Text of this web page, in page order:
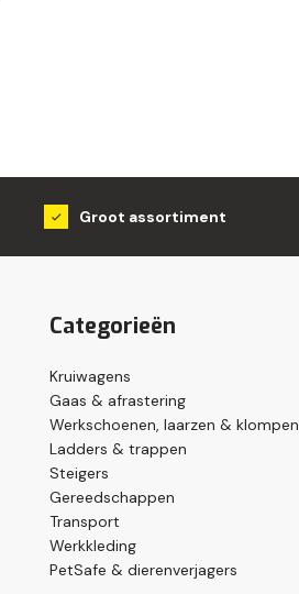
Groot assortiment
Categorieën
Kruiwagens
Gaas & afrastering
Werkschoenen, laarzen & klompen
Ladders & trappen
Steigers
Gereedschappen
Transport
Werkkleding
PetSafe & dierenverjagers